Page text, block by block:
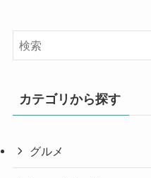
カテゴリから探す
グルメ